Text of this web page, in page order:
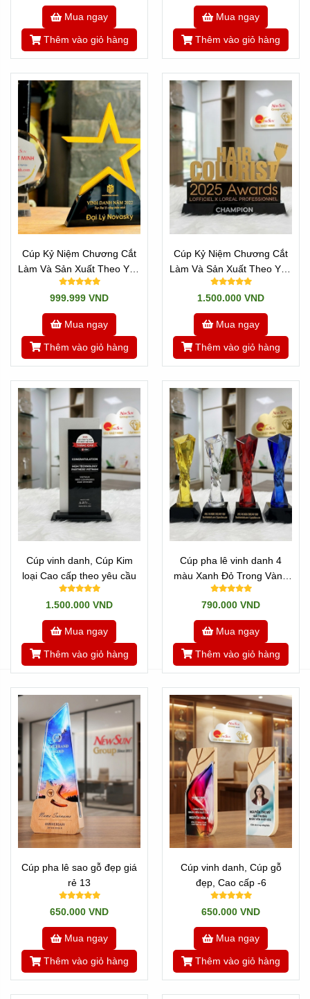
** Nhưng Này, chỉ cần bạn đến với Tân Nhật Minh, hầu như
85-90% tất cả các loại
Cúp Vinh Danh
, Cúp pha lê cao
cấp, cúp kim loại độc quyền... chúng tôi đều có thể đáp
ứng được!
Cảm ơn Quý Khách hàng đã tin tưởng.
Mua ngay
Thêm vào giỏ hàng
Mua ngay
Thêm vào giỏ hàng
Cúp Kỷ Niệm Chương Cắt
Làm Và Sản Xuất Theo Yêu
Cầu - Mẫu Ngôi Sao
999.999 VND
Mua ngay
Thêm vào giỏ hàng
Cúp Kỷ Niệm Chương Cắt
Làm Và Sản Xuất Theo Yêu
Cầu - Mọi Chữ Cái
1.500.000 VND
Mua ngay
Thêm vào giỏ hàng
Cúp vinh danh, Cúp Kim
loại Cao cấp theo yêu cầu
1.500.000 VND
Mua ngay
Thêm vào giỏ hàng
Cúp pha lê vinh danh 4
màu Xanh Đỏ Trong Vàng
cao cấp
790.000 VND
Mua ngay
Thêm vào giỏ hàng
Cúp pha lê sao gỗ đẹp giá
rẻ 13
650.000 VND
Mua ngay
Thêm vào giỏ hàng
Cúp vinh danh, Cúp gỗ
đẹp, Cao cấp -6
650.000 VND
Mua ngay
Thêm vào giỏ hàng